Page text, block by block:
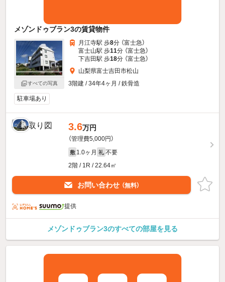
メゾンドゥブラン3の賃貸物件
すべての写真
月江寺駅 歩8分 （富士急）
富士山駅 歩11分 （富士急）
下吉田駅 歩18分 （富士急）
山梨県富士吉田市松山
3階建 / 34年4ヶ月 / 鉄骨造
駐車場あり
3.6万円
（管理費5,000円）
敷 1.0ヶ月 礼 不要
2階 / 1R / 22.64㎡
お問い合わせ （無料）
提供
メゾンドゥブラン3のすべての部屋を見る